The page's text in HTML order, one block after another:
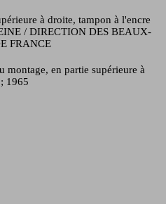
à droite, tampon à l'encre
/ DIRECTION DES BEAUX-
FRANCE
montage, en partie supérieure à
; 1965